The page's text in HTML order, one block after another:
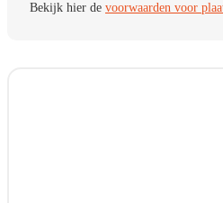
Bekijk hier de voorwaarden voor